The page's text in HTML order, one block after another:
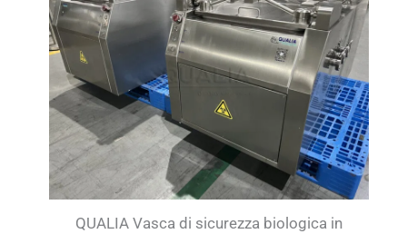
QUALIA Vasca di sicurezza biologica in